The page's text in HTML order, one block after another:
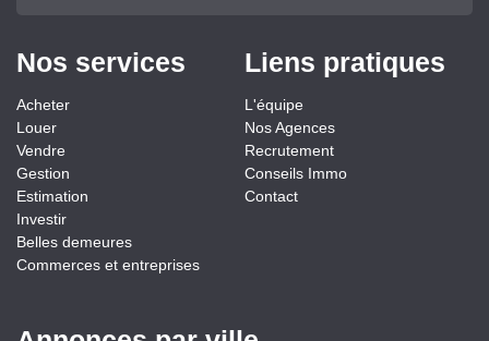
Nos services
Acheter
Louer
Vendre
Gestion
Estimation
Investir
Belles demeures
Commerces et entreprises
Liens pratiques
L'équipe
Nos Agences
Recrutement
Conseils Immo
Contact